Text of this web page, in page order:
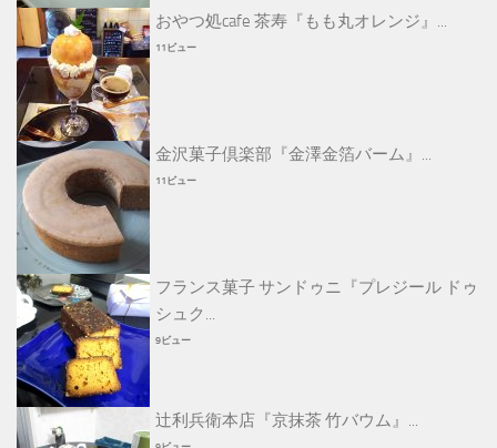
おやつ処cafe 茶寿『もも丸オレンジ』...
11ビュー
金沢菓子倶楽部『金澤金箔バーム』...
11ビュー
フランス菓子 サンドゥニ『プレジール ドゥ
シュク...
9ビュー
辻利兵衛本店『京抹茶 竹バウム』...